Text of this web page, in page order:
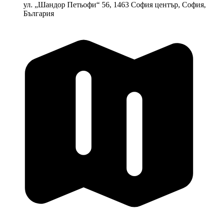
ул. „Шандор Петьофи“ 56, 1463 София център, София,
България